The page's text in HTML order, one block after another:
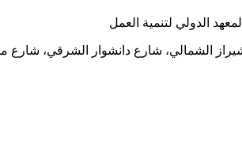
المعهد الدولي لتنمية العمل